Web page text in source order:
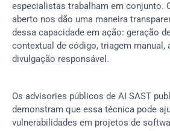
especialistas trabalham em conjunto.
aberto nos dão uma maneira
dessa capacidade em ação: geração
contextual de código, triagem manual,
divulgação responsável.
Os advisories públicos de AI SAST
demonstram que essa técnica pode
vulnerabilidades em projetos de